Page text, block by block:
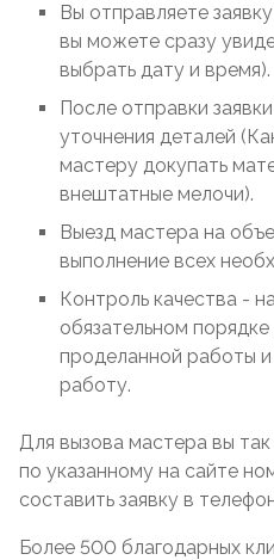
Вы отправляете
вы можете сразу
выбрать дату и время).
После отправки
уточнения деталей
мастеру докупать
внештатные мелочи).
Выезд мастера на
выполнение всех
Контроль качества -
обязательном
проделанной работы
работу.
Для вызова мастера вы
по указанному на сайте
составить заявку в
Более 500 благодарных